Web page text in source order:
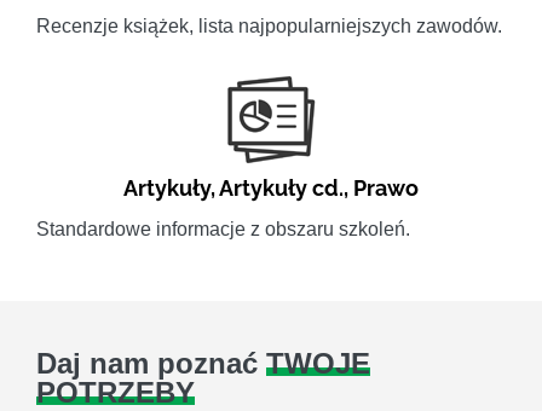
Recenzje książek, lista najpopularniejszych zawodów.
Artykuły,Artykuły cd., Prawo
Standardowe informacje z obszaru szkoleń.
Daj nam poznać TWOJE
POTRZEBY